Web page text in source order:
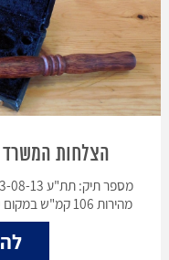
הצלחות המשרד תיקי
מהירות 106 קמ"ש במקום 70 קמ"ש בדרך עירונית, נגזרו עליו 1 ח'...